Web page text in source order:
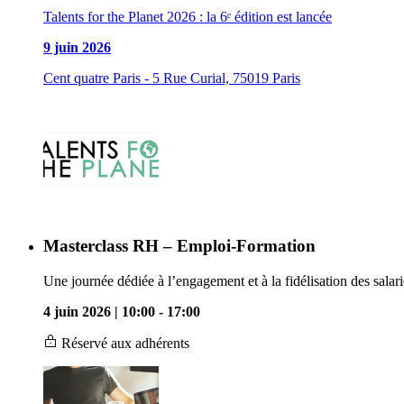
Talents for the Planet 2026 : la 6ᵉ édition est lancée
9 juin 2026
Cent quatre Paris - 5 Rue Curial, 75019 Paris
Masterclass RH – Emploi-Formation
Une journée dédiée à l’engagement et à la fidélisation des
4 juin 2026 | 10:00 - 17:00
Réservé aux adhérents